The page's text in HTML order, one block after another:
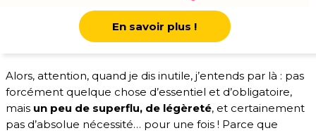
En savoir plus !
Alors, attention, quand je dis inutile, j’entends par là : pas
forcément quelque chose d’essentiel et d’obligatoire,
mais un peu de superflu, de légèreté, et certainement
pas d’absolue nécessité… pour une fois ! Parce que